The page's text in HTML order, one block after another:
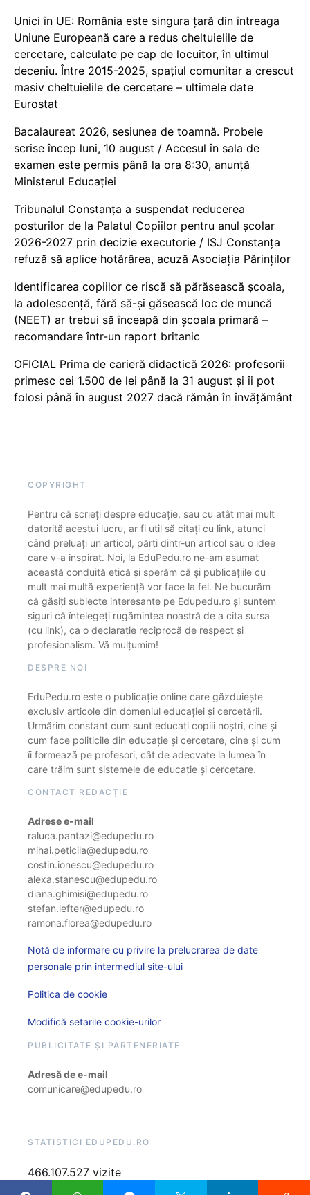
Unici în UE: România este singura țară din întreaga
Uniune Europeană care a redus cheltuielile de
cercetare, calculate pe cap de locuitor, în ultimul
deceniu. Între 2015-2025, spațiul comunitar a crescut
masiv cheltuielile de cercetare – ultimele date
Eurostat
Bacalaureat 2026, sesiunea de toamnă. Probele
scrise încep luni, 10 august / Accesul în sala de
examen este permis până la ora 8:30, anunță
Ministerul Educației
Tribunalul Constanța a suspendat reducerea
posturilor de la Palatul Copiilor pentru anul școlar
2026-2027 prin decizie executorie / ISJ Constanța
refuză să aplice hotărârea, acuză Asociația Părinților
Identificarea copiilor ce riscă să părăsească școala,
la adolescență, fără să-și găsească loc de muncă
(NEET) ar trebui să înceapă din școala primară –
recomandare într-un raport britanic
OFICIAL Prima de carieră didactică 2026: profesorii
primesc cei 1.500 de lei până la 31 august și îi pot
folosi până în august 2027 dacă rămân în învățământ
COPYRIGHT
Pentru că scrieți despre educație, sau cu atât mai mult
datorită acestui lucru, ar fi util să citați cu link, atunci
când preluați un articol, părți dintr-un articol sau o idee
care v-a inspirat. Noi, la EduPedu.ro ne-am asumat
această conduită etică și sperăm că și publicațiile cu
mult mai multă experiență vor face la fel. Ne bucurăm
că găsiți subiecte interesante pe Edupedu.ro și suntem
siguri că înțelegeți rugămintea noastră de a cita sursa
(cu link), ca o declarație reciprocă de respect și
profesionalism. Vă mulțumim!
DESPRE NOI
EduPedu.ro este o publicație online care găzduiește
exclusiv articole din domeniul educației și cercetării.
Urmărim constant cum sunt educați copiii noștri, cine și
cum face politicile din educație și cercetare, cine și cum
îi formează pe profesori, cât de adecvate la lumea în
care trăim sunt sistemele de educație și cercetare.
CONTACT REDACȚIE
Adrese e-mail
raluca.pantazi@edupedu.ro
mihai.peticila@edupedu.ro
costin.ionescu@edupedu.ro
alexa.stanescu@edupedu.ro
diana.ghimisi@edupedu.ro
stefan.lefter@edupedu.ro
ramona.florea@edupedu.ro
Notă de informare cu privire la prelucrarea de date
personale prin intermediul site-ului
Politica de cookie
Modifică setarile cookie-urilor
PUBLICITATE ȘI PARTENERIATE
Adresă de e-mail
comunicare@edupedu.ro
STATISTICI EDUPEDU.RO
466.107.527 vizite